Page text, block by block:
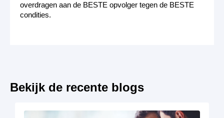
overdragen aan de BESTE opvolger tegen de BESTE
condities.
Bekijk de recente blogs